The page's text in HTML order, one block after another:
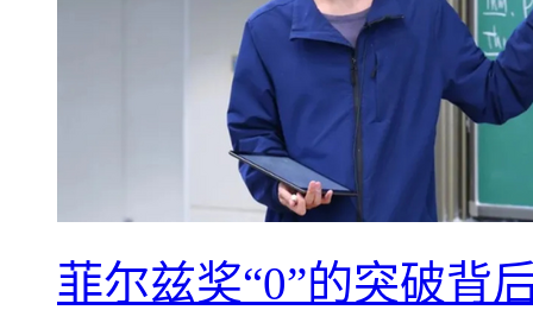
菲尔兹奖“0”的突破背